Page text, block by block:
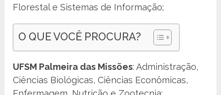
Florestal e Sistemas de Informação;
O QUE VOCÊ PROCURA?
UFSM Palmeira das Missões: Administração,
Ciências Biológicas, Ciências Econômicas,